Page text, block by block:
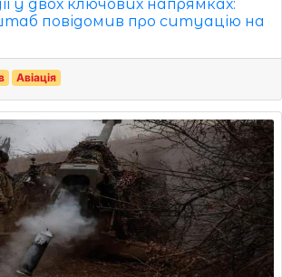
у двох ключових напрямках:
повідомив про ситуацію на
Авіація